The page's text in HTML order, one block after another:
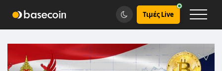
Τιμές Live